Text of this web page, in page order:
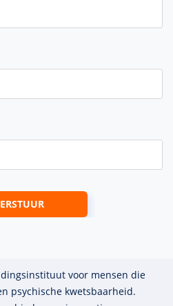
voor mensen die
psychische kwets­baar­heid.